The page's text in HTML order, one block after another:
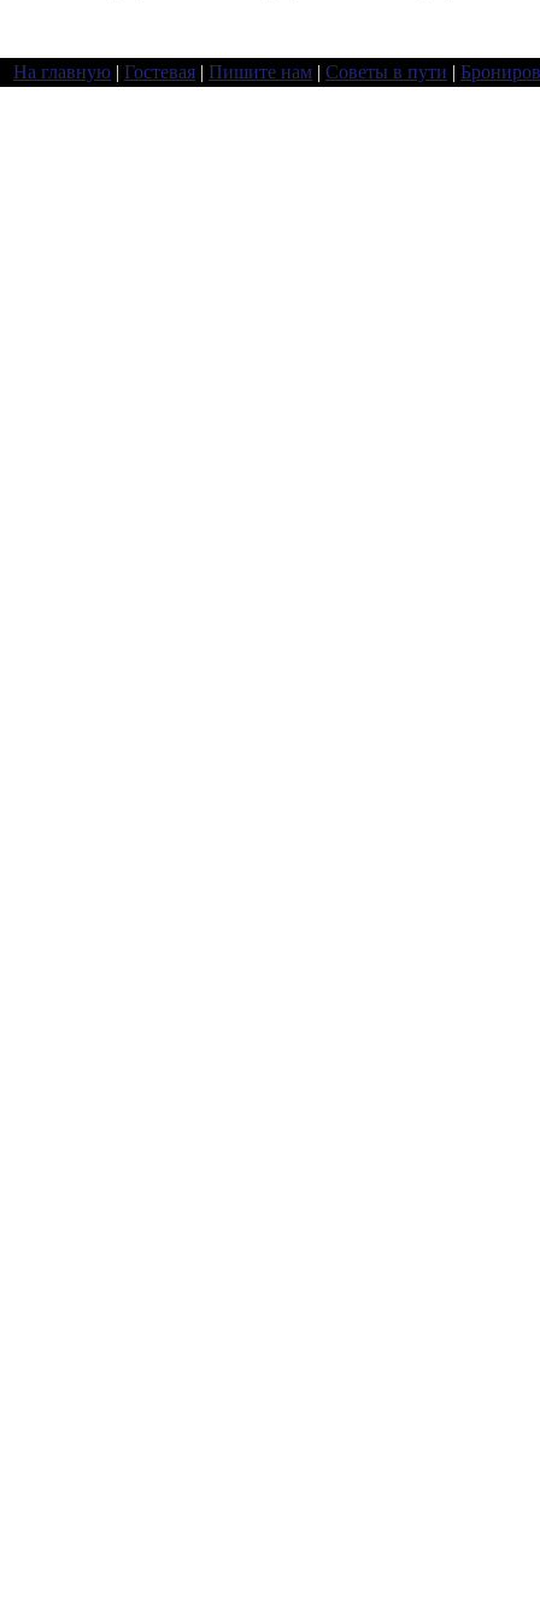
На главную | Гостевая | Пишите нам | Советы в пути |